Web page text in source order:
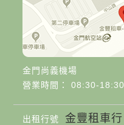
金門尚義機場
營業時間： 08:30-18:30
出租行號 金豐租車行